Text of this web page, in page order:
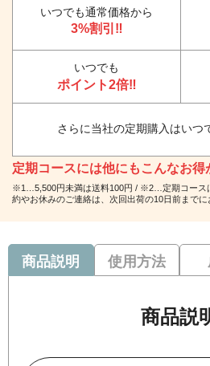
いつでも通常価格から
3%割引‼
いつでも
ポイント2倍‼
さらに当社の定期購入はいつ
定期コースには他にもこんなお得
※1…5,500円未満は送料100円 / ※2…定期コース
約やお休みのご連絡は、次回出荷の10日前までに
商品説明
商品説
使用方法